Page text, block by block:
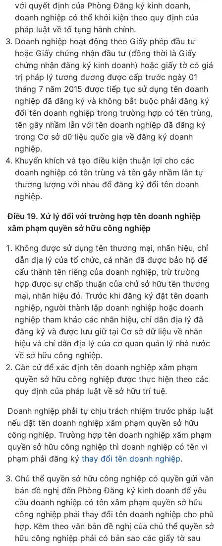
với quyết định của Phòng Đăng ký kinh doanh,
doanh nghiệp có thể khởi kiện theo quy định của
pháp luật về tố tụng hành chính.
Doanh nghiệp hoạt động theo Giấy phép đầu tư
hoặc Giấy chứng nhận đầu tư (đồng thời là Giấy
chứng nhận đăng ký kinh doanh) hoặc giấy tờ có giá
trị pháp lý tương đương được cấp trước ngày 01
tháng 7 năm 2015 được tiếp tục sử dụng tên doanh
nghiệp đã đăng ký và không bắt buộc phải đăng ký
đổi tên doanh nghiệp trong trường hợp có tên trùng,
tên gây nhầm lẫn với tên doanh nghiệp đã đăng ký
trong Cơ sở dữ liệu quốc gia về đăng ký doanh
nghiệp.
Khuyến khích và tạo điều kiện thuận lợi cho các
doanh nghiệp có tên trùng và tên gây nhầm lẫn tự
thương lượng với nhau để đăng ký đổi tên doanh
nghiệp.
Điều 19. Xử lý đối với trường hợp tên doanh nghiệp
xâm phạm quyền sở hữu công nghiệp
Không được sử dụng tên thương mại, nhãn hiệu, chỉ
dẫn địa lý của tổ chức, cá nhân đã được bảo hộ để
cấu thành tên riêng của doanh nghiệp, trừ trường
hợp được sự chấp thuận của chủ sở hữu tên thương
mại, nhãn hiệu đó. Trước khi đăng ký đặt tên doanh
nghiệp, người thành lập doanh nghiệp hoặc doanh
nghiệp tham khảo các nhãn hiệu, chỉ dẫn địa lý đã
đăng ký và được lưu giữ tại Cơ sở dữ liệu về nhãn
hiệu và chỉ dẫn địa lý của cơ quan quản lý nhà nước
về sở hữu công nghiệp.
Căn cứ để xác định tên doanh nghiệp xâm phạm
quyền sở hữu công nghiệp được thực hiện theo các
quy định của pháp luật về sở hữu trí tuệ.
Doanh nghiệp phải tự chịu trách nhiệm trước pháp luật
nếu đặt tên doanh nghiệp xâm phạm quyền sở hữu
công nghiệp. Trường hợp tên doanh nghiệp xâm phạm
quyền sở hữu công nghiệp thì doanh nghiệp có tên vi
phạm phải đăng ký thay đổi tên doanh nghiệp.
Chủ thể quyền sở hữu công nghiệp có quyền gửi văn
bản đề nghị đến Phòng Đăng ký kinh doanh để yêu
cầu doanh nghiệp có tên xâm phạm quyền sở hữu
công nghiệp phải thay đổi tên doanh nghiệp cho phù
hợp. Kèm theo văn bản đề nghị của chủ thể quyền sở
hữu công nghiệp phải có bản sao các giấy tờ sau